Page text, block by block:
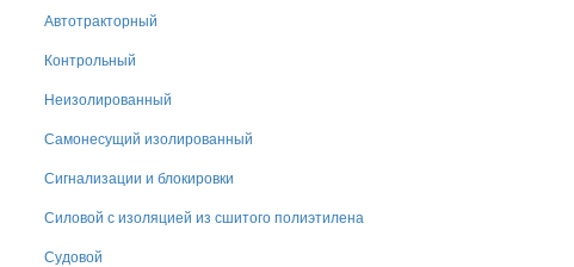
Автотракторный
Контрольный
Неизолированный
Самонесущий изолированный
Сигнализации и блокировки
Силовой с изоляцией из сшитого полиэтилена
Судовой